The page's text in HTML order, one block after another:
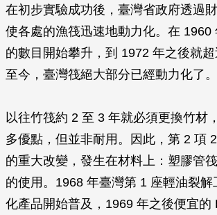
在初步實驗成功後，臺灣省政府透過
使各處的漁筏迅速地動力化。在 1960
的數目開始攀升，到 1972 年之後就超
至今，臺灣筏絕大部分已經動力化了。
以往竹筏約 2 至 3 年就必須更換竹材
多優點，但並非耐用。因此，第 2 項
的重大改變，發生在材料上：塑膠管
的使用。1968 年臺灣第 1 座輕油裂
化產品開始普及，1969 年之後便宜的